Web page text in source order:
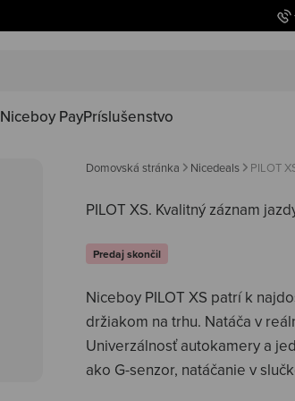
Niceboy PayPríslušenstvo
Domovská stránka Nicedeals PILOT
PILOT XS. Kvalitný záznam
Predaj skončil
Niceboy PILOT XS patrí k
držiakom na trhu. Natáča v
Univerzálnosť autokamery a
ako G-senzor, natáčanie v